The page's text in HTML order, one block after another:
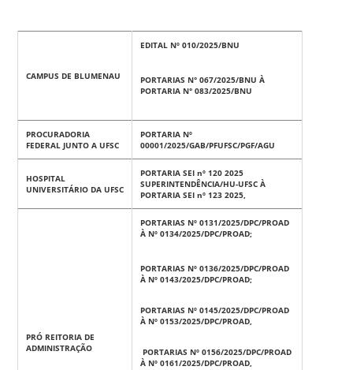
CAMPUS DE BLUMENAU
EDITAL Nº 010/2025/BNU
PORTARIAS N° 067/2025/BNU À
PORTARIA N° 083/2025/BNU
PROCURADORIA
FEDERAL JUNTO A UFSC
PORTARIA Nº
00001/2025/GAB/PFUFSC/PGF/AGU
HOSPITAL
UNIVERSITÁRIO DA UFSC
PORTARIA SEI nº 120 2025
SUPERINTENDÊNCIA/HU-UFSC À
PORTARIA SEI nº 123 2025,
PRÓ REITORIA DE
ADMINISTRAÇÃO
PORTARIAS Nº 0131/2025/DPC/PROAD
À Nº 0134/2025/DPC/PROAD;
PORTARIAS Nº 0136/2025/DPC/PROAD
À Nº 0143/2025/DPC/PROAD;
PORTARIAS Nº 0145/2025/DPC/PROAD
À Nº 0153/2025/DPC/PROAD,
PORTARIAS Nº 0156/2025/DPC/PROAD
À Nº 0161/2025/DPC/PROAD,